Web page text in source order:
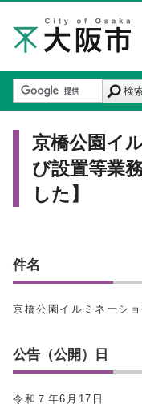
検
京橋公園イ
び設置等業
した】
件名
京橋公園イルミネーシ
公告（公開）日
令和７年6月17日